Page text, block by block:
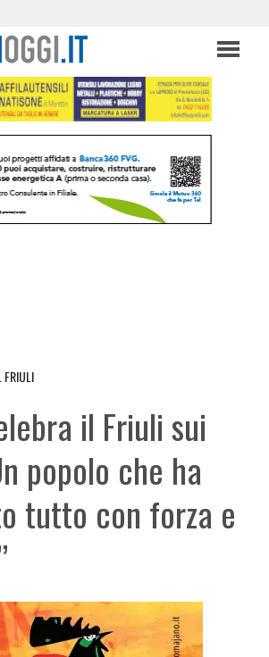
FRIULI
il Friuli sui
popolo che ha
tutto con forza e